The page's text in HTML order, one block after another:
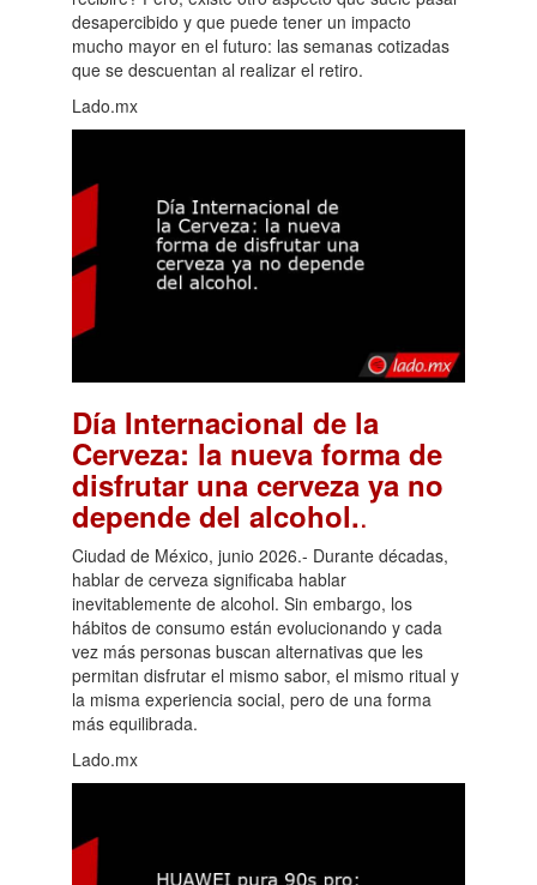
desapercibido y que puede tener un impacto
mucho mayor en el futuro: las semanas cotizadas
que se descuentan al realizar el retiro.
Lado.mx
Día Internacional de la
Cerveza: la nueva forma de
disfrutar una cerveza ya no
depende del alcohol..
Ciudad de México, junio 2026.- Durante décadas,
hablar de cerveza significaba hablar
inevitablemente de alcohol. Sin embargo, los
hábitos de consumo están evolucionando y cada
vez más personas buscan alternativas que les
permitan disfrutar el mismo sabor, el mismo ritual y
la misma experiencia social, pero de una forma
más equilibrada.
Lado.mx